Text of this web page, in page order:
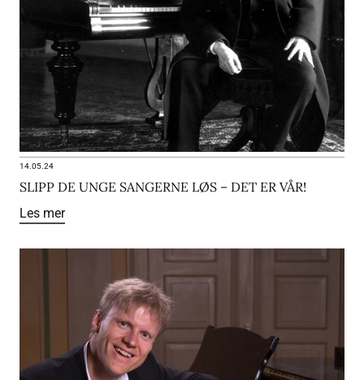
14.05.24
SLIPP DE UNGE SANGERNE LØS – DET ER VÅR!
Les mer